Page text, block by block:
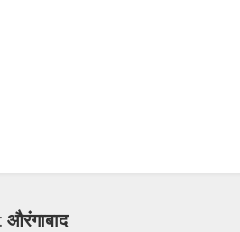
औरंगाबाद